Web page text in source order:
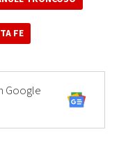
FE
Google